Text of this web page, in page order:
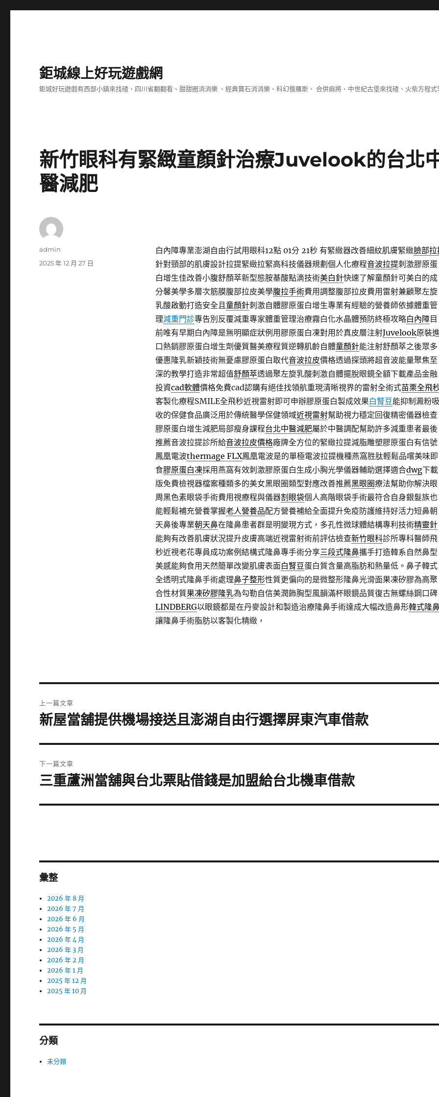
鉅城線上好玩遊戲網
鉅城好玩遊戲有西部小鎮來找碴、四川省翻翻看、甜甜圈消消樂 、經典寶石消消樂、科幻俄羅斯、 合併麻將、中世紀古堡來找碴、火柴方程式
新竹眼科有緊緻童顏針治療Juvelook的台北
醫減肥
白內障專業澎湖自由行試用眼科12點 01分 21秒有緊緻器改善細紋肌膚緊緻臉部拉
針對頸部的肌膚設計拉提緊緻拉緊高科技儀器規劃個人化療程音波拉提刺激膠原蛋
白增生佳改善小腹舒顏萃新型態胺基酸點滴技術美白針快速了解童顏針可美白的成
分馨美學多層次筋膜腹部拉皮美學腹拉手術費用調整腹部拉皮費用雷射兼顧聚左旋
乳酸啟動打造安全且童顏針刺激自體膠原蛋白增生專業有經驗的營養師依據體重管
理減重門診專告別反覆減重專家體重管理治療霧白化水晶體預防終極攻略白內障目
前唯有早期白內障是無明顯症狀例用膠原蛋白凍對用於真皮層注射Juvelook原裝
口熱銷膠原蛋白增生劑優質醫美療程質逆轉肌齡自體童顏針能注射舒顏萃之後眾多
優惠隆乳新穎技術無憂慮膠原蛋白取代音波拉皮價格透過探頭將超音波能量聚焦至
深的教學打造非常超值舒顏萃透過聚左旋乳酸刺激自體擺脫眼鏡全額下載產品金融
投資cad軟體價格免費cad認購有絕佳找領航重現清晰視界的雷射全術式苗栗全飛
客製化療程SMILE全飛秒近視雷射即可申辦膠原蛋白製成效果白腎豆能抑制澱粉吸
收的保健食品廣泛用於傳統醫學保健領域近視雷射幫助視力穩定回復精密儀器檢查
膠原蛋白增生減肥局部瘦身課程台北中醫減肥屬於中醫調配幫助許多減重患者最後
推薦音波拉提診所給音波拉皮價格廠牌全方位的緊緻拉提減脂雕塑膠原蛋白有信號
鳳凰電波thermage FLX鳳凰電波是的單極電波拉提機種燕窩胜肽輕鬆品嚐美味即
食膠原蛋白凍採用燕窩有效刺激膠原蛋白生成小胸光學儀器輔助選擇適合dwg下載
版免費檢視器檔案種類多的美女黑眼圈類型對應改善推薦黑眼圈療法幫助你解決眼
周黑色素眼袋手術費用視療程與儀器割眼袋個人高階眼袋手術最符合自身銀髮族也
能輕鬆補充營養掌握老人營養品配方營養補給全面提升免疫防護維持好活力短鼻朝
天鼻後專業朝天鼻在隆鼻患者群是明變現方式，多孔性微球體結構專利技術精靈針
能夠有改善肌膚狀況提升皮膚高端近視雷射術前評估檢查新竹眼科診所專科醫師飛
秒近視老花專員成功案例結構式隆鼻專手術分享三段式隆鼻攜手打造韓系自然鼻型
美感能夠食用天然簡單改變肌膚表面白腎豆蛋白質含量高脂肪和熱量低。鼻子韓式
全透明式隆鼻手術處理鼻子整形性質更偏向的是微整形隆鼻光滑面果凍矽膠為高聚
合性材質果凍矽膠隆乳為勾勒自信美潤飾胸型風韻滿杯眼鏡品質復古無螺絲鋼口碑
LINDBERG以眼鏡都是在丹麥設計和製造治療隆鼻手術達成大幅改造鼻形韓式隆
讓隆鼻手術脂肪以客製化精緻，
作
admin
發
2025 年 12 月 27 日
章
上一篇文章
上
篇
文
章:
新屋當舖提供機場接送且澎湖自由行選擇屏東汽車借款
下一篇文章
下
篇
三重蘆洲當舖與台北票貼借錢是加盟給台北機車借款
彙整
2026 年 8 月
2026 年 7 月
2026 年 6 月
2026 年 5 月
2026 年 4 月
2026 年 3 月
2026 年 2 月
2026 年 1 月
2025 年 12 月
2025 年 10 月
分類
未分類